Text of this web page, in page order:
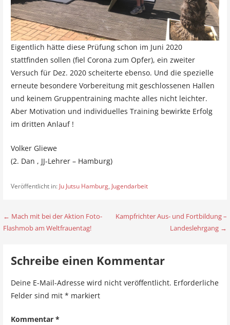
Eigentlich hätte diese Prüfung schon im Juni 2020
stattfinden sollen (fiel Corona zum Opfer), ein zweiter
Versuch für Dez. 2020 scheiterte ebenso. Und die spezielle
erneute besondere Vorbereitung mit geschlossenen Hallen
und keinem Gruppentraining machte alles nicht leichter.
Aber Motivation und individuelles Training bewirkte Erfolg
im dritten Anlauf !
Volker Gliewe
(2. Dan , JJ-Lehrer – Hamburg)
Veröffentlicht in: Ju Jutsu Hamburg, Jugendarbeit
B
a
← Mach mit bei der Aktion Foto-
Flashmob am Weltfrauentag!
Kampfrichter Aus- und Fortbildung –
Landeslehrgang →
Schreibe einen Kommentar
Deine E-Mail-Adresse wird nicht veröffentlicht. Erforderliche
Felder sind mit * markiert
Kommentar *